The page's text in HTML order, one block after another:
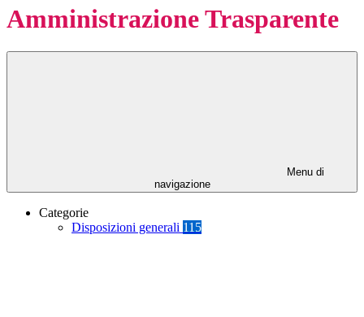
Amministrazione Trasparente
Menu di
navigazione
Categorie
Disposizioni generali 115